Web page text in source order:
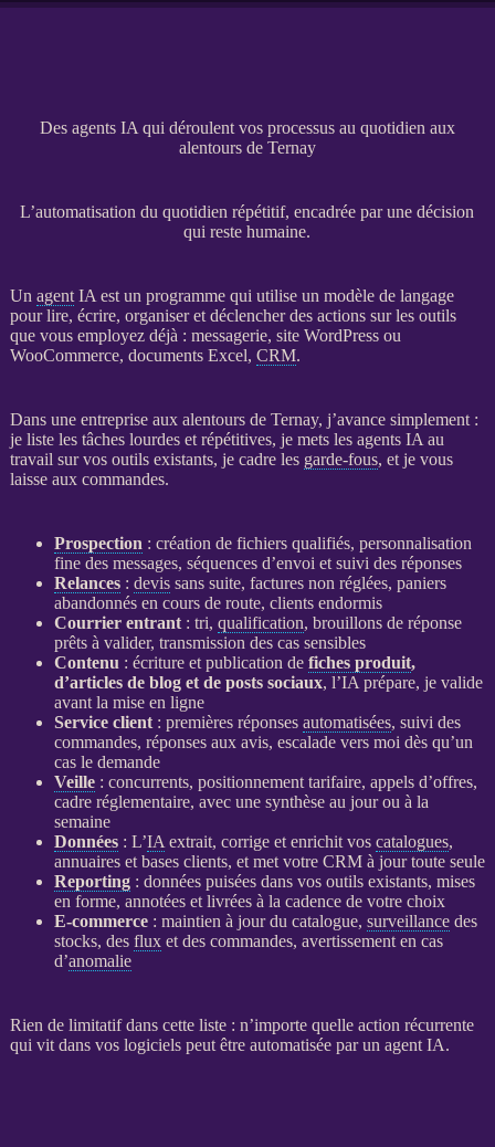
Des agents IA qui déroulent vos processus au quotidien aux
alentours de Ternay
L’automatisation du quotidien répétitif, encadrée par une décision
qui reste humaine.
Un agent IA est un programme qui utilise un modèle de langage
pour lire, écrire, organiser et déclencher des actions sur les outils
que vous employez déjà : messagerie, site WordPressou
WooCommerce, documents Excel, CRM.
Dans une entreprise aux alentours de Ternay, j’avance simplement :
je liste les tâches lourdes et répétitives, je mets les agents IA au
travail sur vos outils existants, je cadre les garde-fous, et je vous
laisse aux commandes.
Prospection : création de fichiers qualifiés, personnalisation
fine des messages, séquences d’envoi et suivi des réponses
Relances: devissans suite, factures non réglées, paniers
abandonnés en cours de route, clients endormis
Courrier entrant: tri, qualification, brouillons de réponse
prêts à valider, transmission des cas sensibles
Contenu : écriture et publication de fiches produit,
d’articles de blog et de posts sociaux, l’IA prépare, je valide
avant la mise en ligne
Service client: premières réponses automatisées, suivi des
commandes, réponses aux avis, escalade vers moi dès qu’un
cas le demande
Veille: concurrents, positionnement tarifaire, appels d’offres,
cadre réglementaire, avec une synthèse au jour ou à la
semaine
Données: L’IA extrait, corrige et enrichit vos catalogues,
annuaires et bases clients, et met votre CRMà jour toute seule
Reporting: donnéespuisées dans vos outils existants, mises
en forme, annotées et livrées à la cadence de votre choix
E-commerce: maintien à jour du catalogue, surveillancedes
stocks, des fluxet des commandes, avertissement en cas
d’anomalie
Rien de limitatif dans cette liste : n’importe quelle action récurrente
qui vit dans vos logiciels peut être automatiséepar un agent IA.